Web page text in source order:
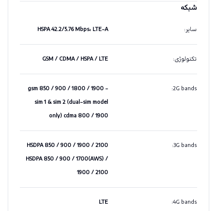
شبکه
سایر: HSPA 42.2/5.76 Mbps، LTE-A
تکنولوژی:
GSM / CDMA / HSPA / LTE
2G bands
:
gsm 850 / 900 / 1800 / 1900 -
sim 1 & sim 2 (dual-sim model
only) cdma 800 / 1900
3G bands
:
HSDPA 850 / 900 / 1900 / 2100
HSDPA 850 / 900 / 1700(AWS) /
1900 / 2100
4G bands
:
LTE